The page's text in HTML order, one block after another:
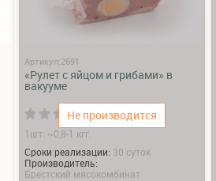
Не производится
Артикул:2691
«Рулет с яйцом и грибами» в
вакууме
(0)
1шт: ~0,8-1 кгг.
Сроки реализации: 30 суток
Производитель:
Брестский мясокомбинат